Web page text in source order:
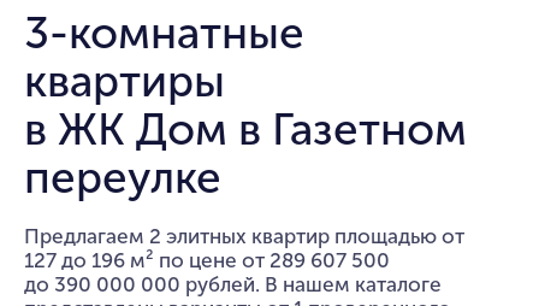
3-комнатные
квартиры
в ЖК Дом в Газетном
переулке
Предлагаем 2 элитных квартир площадью от
127 до 196 м² по цене от 289 607 500
до 390 000 000 рублей. В нашем каталоге